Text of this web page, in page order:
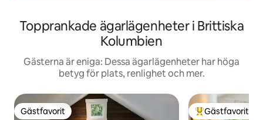
Topprankade ägarlägenheter i Brittiska
Kolumbien
Gästerna är eniga: Dessa ägarlägenheter har höga
betyg för plats, renlighet och mer.
Gästfavorit
Gästfavorit Populär
Gästfavorit